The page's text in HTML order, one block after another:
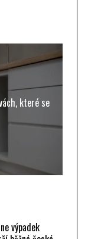
které se
výpadek